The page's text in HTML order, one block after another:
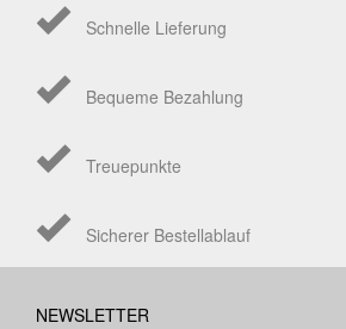
Schnelle Lieferung
Bequeme Bezahlung
Treuepunkte
Sicherer Bestellablauf
NEWSLETTER